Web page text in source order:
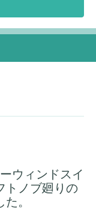
ウィンドスイ
トノブ廻りの
。